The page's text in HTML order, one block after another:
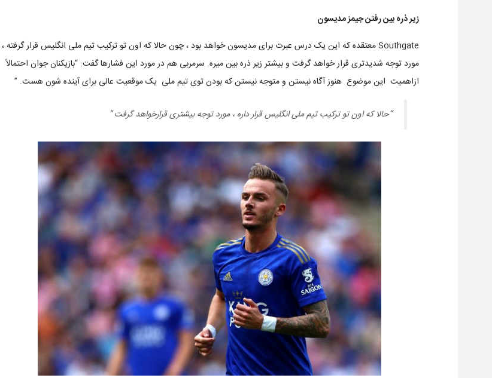
زیر ذره بین رفتن جیمز مدیسون
Southgate معتقده که این یک درس عبرت برای مدیسون خواهد بود ، چون حالا که اون تو ترکیب تیم ملی انگلیس قرار گرفته ،
مورد توجه شدیدتری قرار خواهد گرفت و بیشتر زیر ذره بین میره. سرمربی هم در مورد این فشارها گفت: “بازیکنان جوان احتمالاً
ازاهمیت این موضوع هنوز آگاه نیستن و متوجه نیستن که بودن توی تیم ملی یک موقعیت عالی برای آینده شون هست. ”
“حالا که اون تو ترکیب تیم ملی انگلیس قرار داره ، مورد توجه بیشتری قرارخواهد گرفت “